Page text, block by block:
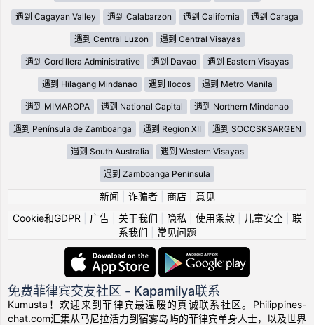
遇到 Cagayan Valley 遇到 Calabarzon 遇到 California 遇到 Caraga
遇到 Central Luzon 遇到 Central Visayas
遇到 Cordillera Administrative 遇到 Davao 遇到 Eastern Visayas
遇到 Hilagang Mindanao 遇到 Ilocos 遇到 Metro Manila
遇到 MIMAROPA 遇到 National Capital 遇到 Northern Mindanao
遇到 Península de Zamboanga 遇到 Region XII 遇到 SOCCSKSARGEN
遇到 South Australia 遇到 Western Visayas
遇到 Zamboanga Peninsula
新闻 诈骗者| 商店| 意见
Cookie和GDPR
广告| 关于我们 隐私 使用条款| 儿童安全| 联
系我们
常见问题
免费菲律宾交友社区 - Kapamilya联系
Kumusta！欢迎来到菲律宾最温暖的真诚联系社区。Philippines-
chat.com汇集从马尼拉活力到宿雾岛屿的菲律宾单身人士，以及世界